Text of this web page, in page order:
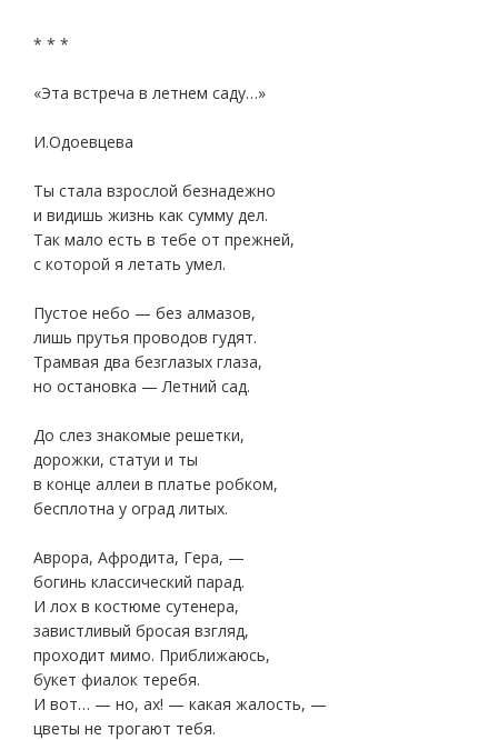
* * *
«Эта встреча в летнем саду…»
И.Одоевцева
Ты стала взрослой безнадежно
и видишь жизнь как сумму дел.
Так мало есть в тебе от прежней,
с которой я летать умел.
Пустое небо — без алмазов,
лишь прутья проводов гудят.
Трамвая два безглазых глаза,
но остановка — Летний сад.
До слез знакомые решетки,
дорожки, статуи и ты
в конце аллеи в платье робком,
бесплотна у оград литых.
Аврора, Афродита, Гера, —
богинь классический парад.
И лох в костюме сутенера,
завистливый бросая взгляд,
проходит мимо. Приближаюсь,
букет фиалок теребя.
И вот… — но, ах! — какая жалость, —
цветы не трогают тебя.